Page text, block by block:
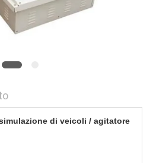
di veicoli / agitatore